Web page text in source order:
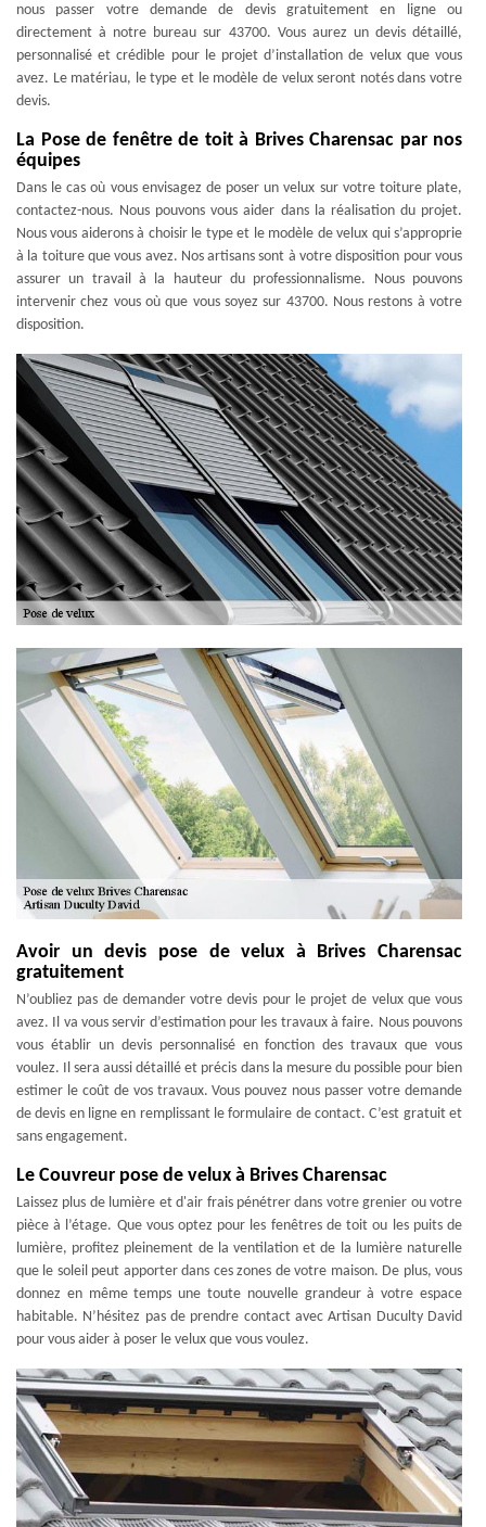
nous passer votre demande de devis gratuitement en ligne ou
directement à notre bureau sur 43700. Vous aurez un devis détaillé,
personnalisé et crédible pour le projet d’installation de velux que vous
avez. Le matériau, le type et le modèle de velux seront notés dans votre
devis.
La Pose de fenêtre de toit à Brives Charensac par nos
équipes
Dans le cas où vous envisagez de poser un velux sur votre toiture plate,
contactez-nous. Nous pouvons vous aider dans la réalisation du projet.
Nous vous aiderons à choisir le type et le modèle de velux qui s’approprie
à la toiture que vous avez. Nos artisans sont à votre disposition pour vous
assurer un travail à la hauteur du professionnalisme. Nous pouvons
intervenir chez vous où que vous soyez sur 43700. Nous restons à votre
disposition.
Avoir un devis pose de velux à Brives Charensac
gratuitement
N’oubliez pas de demander votre devis pour le projet de velux que vous
avez. Il va vous servir d’estimation pour les travaux à faire. Nous pouvons
vous établir un devis personnalisé en fonction des travaux que vous
voulez. Il sera aussi détaillé et précis dans la mesure du possible pour bien
estimer le coût de vos travaux. Vous pouvez nous passer votre demande
de devis en ligne en remplissant le formulaire de contact. C’est gratuit et
sans engagement.
Le Couvreur pose de velux à Brives Charensac
Laissez plus de lumière et d'air frais pénétrer dans votre grenier ou votre
pièce à l’étage. Que vous optez pour les fenêtres de toit ou les puits de
lumière, profitez pleinement de la ventilation et de la lumière naturelle
que le soleil peut apporter dans ces zones de votre maison. De plus, vous
donnez en même temps une toute nouvelle grandeur à votre espace
habitable. N’hésitez pas de prendre contact avec Artisan Duculty David
pour vous aider à poser le velux que vous voulez.